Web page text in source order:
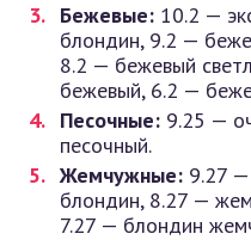
Бежевые: 10.2 —
блондин, 9.2 —
8.2 — бежевый
бежевый, 6.2 —
Песочные: 9.25 —
песочный.
Жемчужные: 9.27
блондин, 8.27 —
7.27 — блондин